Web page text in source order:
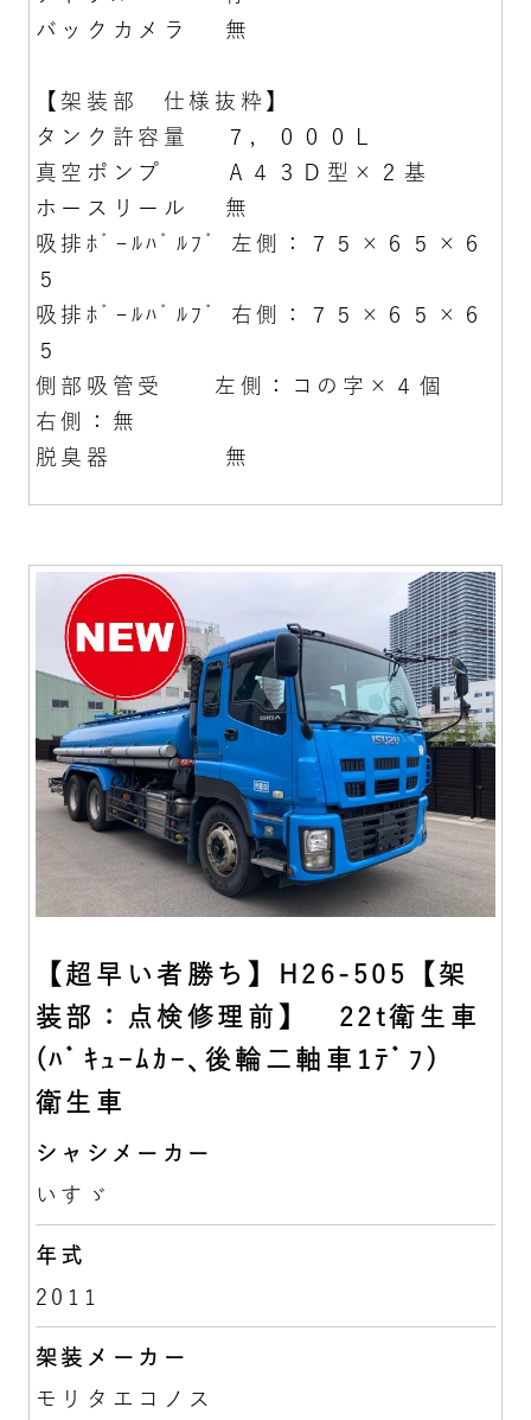
バックカメラ 無
【架装部 仕様抜粋】
タンク許容量 ７，０００Ｌ
真空ポンプ Ａ４３Ｄ型×２基
ホースリール 無
吸排ﾎﾞｰﾙﾊﾞﾙﾌﾞ 左側：７５×６５×６
５
吸排ﾎﾞｰﾙﾊﾞﾙﾌﾞ 右側：７５×６５×６
５
側部吸管受 左側：コの字×４個
右側：無
脱臭器 無
【超早い者勝ち】H26-505【架
装部：点検修理前】 22t衛生車
(ﾊﾞｷｭｰﾑｶｰ､後輪二軸車1ﾃﾞﾌ)
衛生車
シャシメーカー
いすゞ
年式
2011
架装メーカー
モリタエコノス